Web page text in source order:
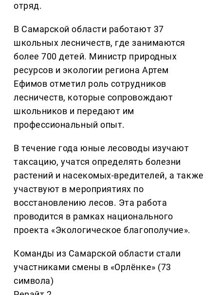
отряд.
В Самарской области работают 37
школьных лесничеств, где занимаются
более 700 детей. Министр природных
ресурсов и экологии региона Артем
Ефимов отметил роль сотрудников
лесничеств, которые сопровождают
школьников и передают им
профессиональный опыт.
В течение года юные лесоводы изучают
таксацию, учатся определять болезни
растений и насекомых-вредителей, а также
участвуют в мероприятиях по
восстановлению лесов. Эта работа
проводится в рамках национального
проекта «Экологическое благополучие».
Команды из Самарской области стали
участниками смены в «Орлёнке» (73
символа)